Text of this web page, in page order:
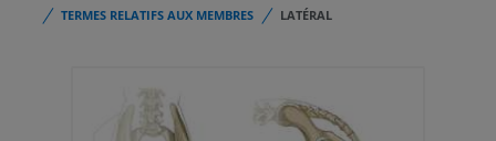
TERMES RELATIFS AUX MEMBRES
LATÉRAL